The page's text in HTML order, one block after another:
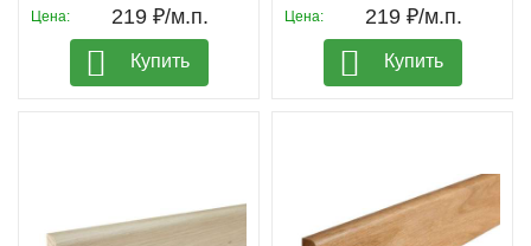
Цена: 219 ₽/м.п.
Купить
Цена: 219 ₽/м.п.
Купить